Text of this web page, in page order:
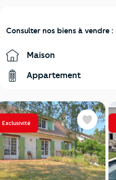
Consulter nos biens à vendre :
Maison
Appartement
Exclusivité Favoris